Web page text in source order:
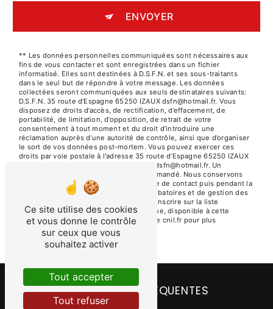
ENVOYER
** Les données personnelles communiquées sont nécessaires aux
fins de vous contacter et sont enregistrées dans un fichier
informatisé. Elles sont destinées à D.S.F.N. et ses sous-traitants
dans le seul but de répondre à votre message. Les données
collectées seront communiquées aux seuls destinataires suivants:
D.S.F.N. 35 route d'Espagne 65250 IZAUX dsfn@hotmail.fr. Vous
disposez de droits d’accès, de rectification, d’effacement, de
portabilité, de limitation, d’opposition, de retrait de votre
consentement à tout moment et du droit d’introduire une
réclamation auprès d’une autorité de contrôle, ainsi que d’organiser
le sort de vos données post-mortem. Vous pouvez exercer ces
droits par voie postale à l'adresse 35 route d'Espagne 65250 IZAUX
ou par courrier électronique à l'adresse dsfn@hotmail.fr. Un
justificatif d'identité pourra vous être demandé. Nous conservons
vos données pendant la période de prise de contact puis pendant la
durée de prescription légale aux fins probatoires et de gestion des
contentieux. Vous avez le droit de vous inscrire sur la liste
d'opposition au démarchage téléphonique, disponible à cette
adresse: Bloctel.gouv.fr . Consultez le site cnil.fr pour plus
d’informations sur vos droits.
RECHERCHES FRÉQUENTES
Ce site utilise des cookies
et vous donne le contrôle
sur ceux que vous
souhaitez activer
Tout accepter
Tout refuser